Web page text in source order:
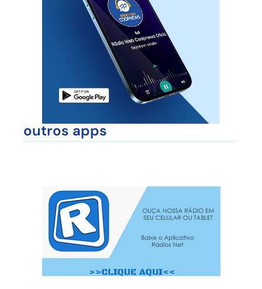
outros apps